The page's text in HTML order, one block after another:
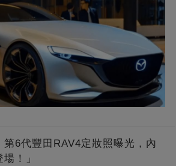
第6代豐田RAV4定妝照曝光，內
！」